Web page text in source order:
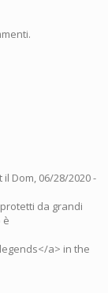
il Dom, 06/28/2020 -
da grandi
è
a> in the